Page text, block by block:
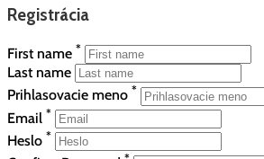
Registrácia
First name *
Last name
Prihlasovacie meno *
Email *
Heslo *